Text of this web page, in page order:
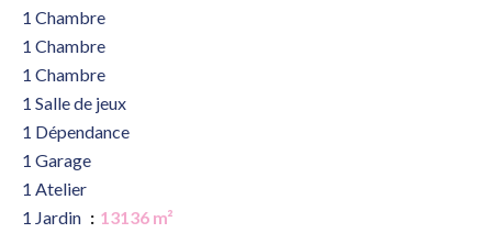
1 Chambre
1 Chambre
1 Chambre
1 Salle de jeux
1 Dépendance
1 Garage
1 Atelier
1 Jardin
13136 m²